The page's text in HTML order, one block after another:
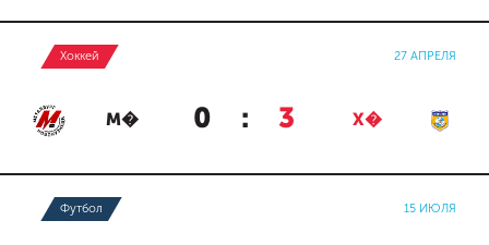
Хоккей 27 АПРЕЛЯ
М� 0 : 3 Х�
Футбол 15 ИЮЛЯ